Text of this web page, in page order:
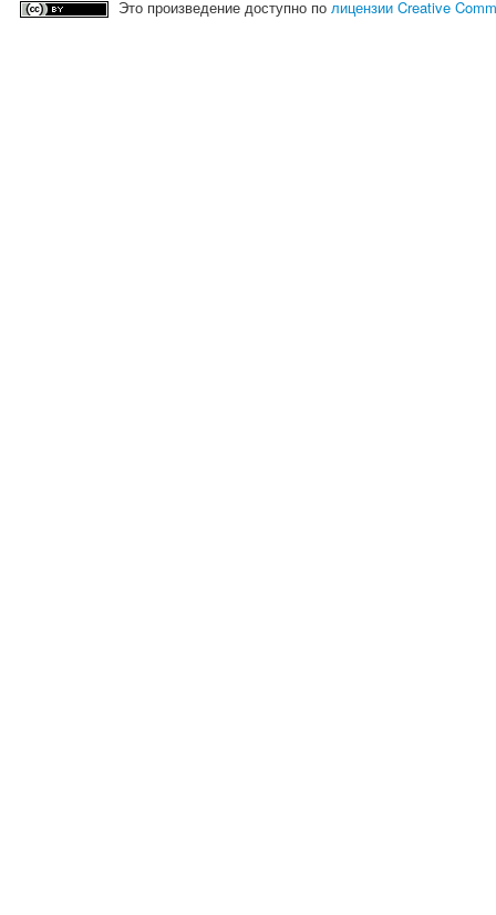
Это произведение доступно полицензии Creative